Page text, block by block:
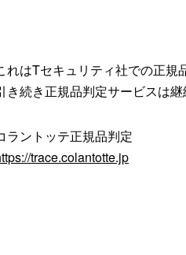
れはTセキュリティ社での正規
き続き正規品判定サービスは
ラントッテ正規品判定
trace.colantotte.jp